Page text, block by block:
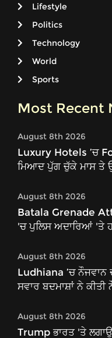
Lifestyle
Politics
Technology
World
Sports
Most Recent
August 8th 2026
Luxury Hotels ’ਚ
ਮਿਆਦ ਪੁੱਗ ਚੁੱਕੇ ਮਾਸ ਤੇ
August 8th 2026
Batala Grenade
'ਚ ਪੁਲਿਸ ਅਦਾਰਿਆਂ 'ਤੇ
August 8th 2026
Ludhiana ’ਚ ਨੌਜਵਾਨ
ਸਵਾਰ ਬਦਮਾਸ਼ਾਂ ਨੇ
August 8th 2026
Trump ਭਾਰਤ 'ਤੇ